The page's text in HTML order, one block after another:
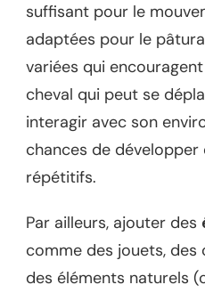
suffisant pour le
adaptées pour le
variées qui
cheval qui peut se
interagir avec son
chances de
répétitifs.
Par ailleurs, ajouter des
comme des jouets,
des éléments naturels